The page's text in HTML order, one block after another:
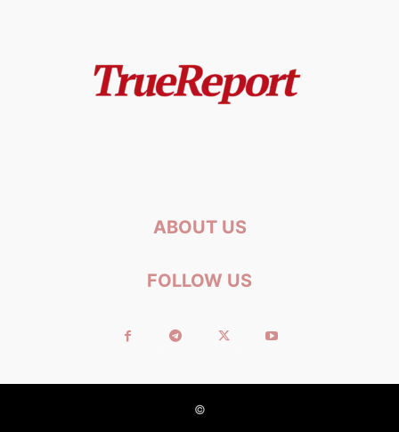
ABOUT US
FOLLOW US
©